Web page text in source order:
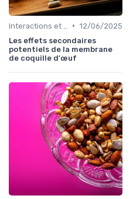
• 12/06/2025
Les effets secondaires
potentiels de la membrane
de coquille d'œuf